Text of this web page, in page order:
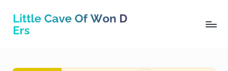
Skip